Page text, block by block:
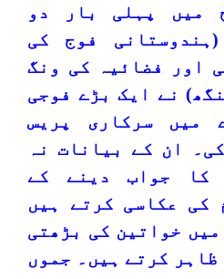
میں پہلی بار دو
فوج کی
اور فضائیہ کی ونگ
نے ایک بڑے فوجی
میں سرکاری پریس
ان کے بیانات نہ
کا جواب دینے کے
کی عکاسی کرتے ہیں
خواتین کی بڑھتی
ظاہر کرتے ہیں۔ جموں